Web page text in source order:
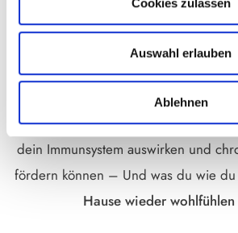
Cookies zulassen
Auswahl erlauben
Ablehnen
und dein System auf Trab halten
tun kannst, um die Herpesviren in
Belastungen in
Elektrosmog über Wohngifte bis zu
dein Immunsystem auswirken und
fördern können – Und was du wie
Hause wieder wohlfühlen